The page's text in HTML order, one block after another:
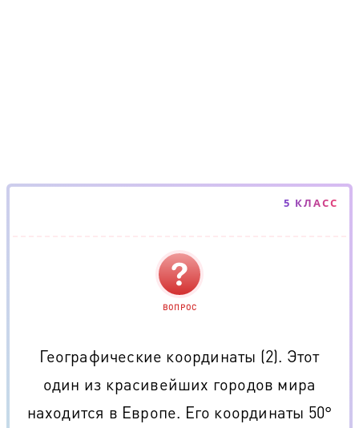
5 КЛАСС
ВОПРОС
Географические координаты (2). Этот
один из красивейших городов мира
находится в Европе. Его координаты 50°